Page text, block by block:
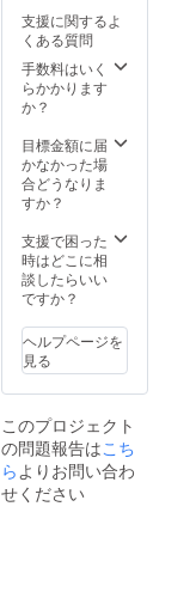
不可と
なって
おりま
す。 画
像はイ
です。
金額に
は消費
税
）と送
料990円
を含ん
でおり
支援に関するよ
くある質問
手数料はいく
らかかります
か？
目標金額に届
かなかった場
合どうなりま
すか？
支援で困った
時はどこに相
談したらいい
ですか？
ヘルプページを
見る
このプロジェクト
の問題報告はこち
らよりお問い合わ
せください